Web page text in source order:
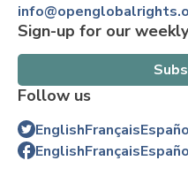
Sign-up for our
Follow us
EnglishFrançais
EnglishFrançais